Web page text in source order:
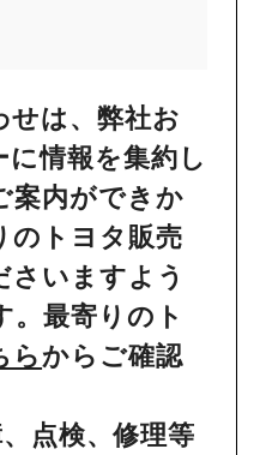
せは、弊社お
情報を集約し
案内ができか
のトヨタ販売
さいますよう
。最寄りのト
ら からご確認
点検、修理等